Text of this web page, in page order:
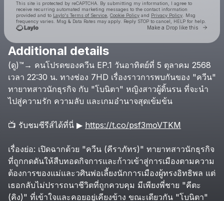
This site is protected by reCAPTCHA. By submitting my information, I agree to
receive recurring automated marketing messages to the contact information
provided and to Laylo's Terms of Service Cookie Policy and Privacy Policy . Msg
frequency varies. Msg & Data Rates may apply. Reply STOP to cancel, HELP for help.
Make a Drop like this Go
Dangerous Queen EP 1
Check your texts
Additional details
(ดู)™→ คนโปรดของควีน EP.1 วันอาทิตย์ที่ 5 ตุลาคม 2568
เวลา 22:30 น. ทางช่อง 7HD เรื่องราวการพบกันของ "ควีน"
ทายาทสาวนักธุรกิจ กับ "โบนิตา" หญิงสาวผู้ดิ้นรน ที่จะนำ
ไปสู่ความรัก ความลับ และเกมอำนาจสุดเข้มข้น
📺 รับชมซีรีส์ได้ที่นี่ ▶ https://t.co/psf3moVTKM
เรื่องย่อ: เปิดฉากด้วย "ควีน (คีราภัทร)" ทายาทสาวนักธุรกิจ
ที่ถูกกดดันให้สืบทอดกิจการและก้าวเข้าสู่การเมืองตามความ
ต้องการของแม่และวศินพ่อเลี้ยงนักการเมืองผู้ทรงอิทธิพล แต่
เธอกลับไม่ปรารถนาชีวิตที่ถูกควบคุม มีเพียงพี่ชาย "คีตะ
(คิง)" ที่เข้าใจและคอยอยู่เคียงข้าง ขณะเดียวกัน "โบนิตา"